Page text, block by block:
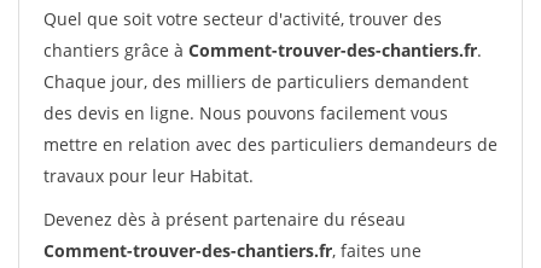
Quel que soit votre secteur d'activité, trouver des
chantiers grâce à Comment-trouver-des-chantiers.fr.
Chaque jour, des milliers de particuliers demandent
des devis en ligne. Nous pouvons facilement vous
mettre en relation avec des particuliers demandeurs de
travaux pour leur Habitat.
Devenez dès à présent partenaire du réseau
Comment-trouver-des-chantiers.fr, faites une